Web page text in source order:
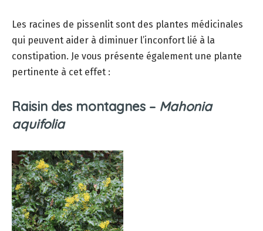
Les racines de pissenlit sont des plantes médicinales
qui peuvent aider à diminuer l’inconfort lié à la
constipation. Je vous présente également une plante
pertinente à cet effet :
Raisin des montagnes – Mahonia
aquifolia